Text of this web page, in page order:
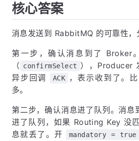
核心答案
消息发送到 RabbitMQ 的可靠性，
第一步，确认消息到了 Broker
（ confirmSelect ），Producer
异步回调
ACK
，表示收到了。
多。
第二步，确认消息进了队列。消
进了队列，如果 Routing Key 没
息就丢了。开
mandatory = true